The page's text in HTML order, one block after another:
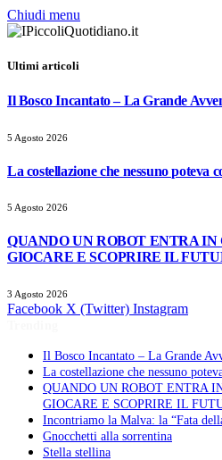
Chiudi menu
Ultimi articoli
Il Bosco Incantato – La Grande
5 Agosto 2026
La costellazione che nessuno poteva
5 Agosto 2026
QUANDO UN ROBOT ENTRA
GIOCARE E SCOPRIRE IL
3 Agosto 2026
Facebook X (Twitter) Instagram
Il Bosco Incantato – La Grande
La costellazione che nessuno
QUANDO UN ROBOT ENTRA
GIOCARE E SCOPRIRE IL
Incontriamo la Malva: la “Fata
Gnocchetti alla sorrentina
Stella stellina